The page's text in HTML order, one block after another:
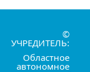
©
УЧРЕДИТЕЛЬ:
Областное
автономное